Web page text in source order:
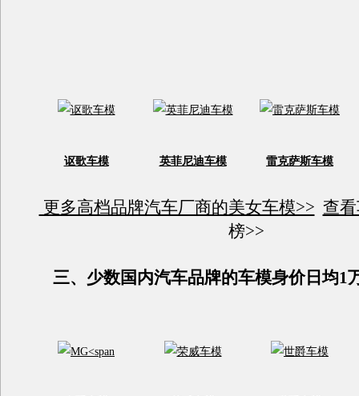
讴歌车模 英菲尼迪车模 雷克萨斯车模
更多高档品牌汽车厂商的美女车模>> 查
榜>>
三、少数国内汽车品牌的车模身价日均1